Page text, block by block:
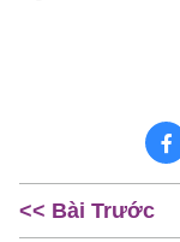
<< Bài Trước